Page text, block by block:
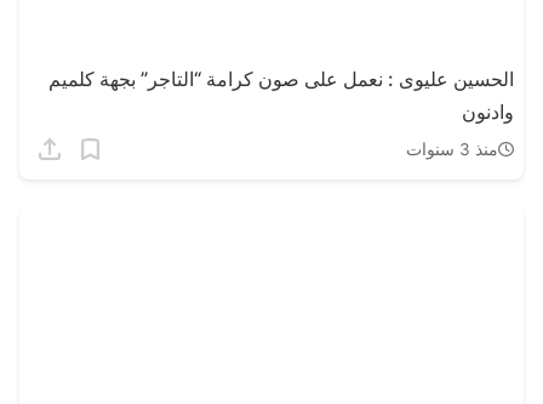
الحسين عليوى : نعمل على صون كرامة “التاجر” بجهة كلميم
وادنون
منذ 3 سنوات